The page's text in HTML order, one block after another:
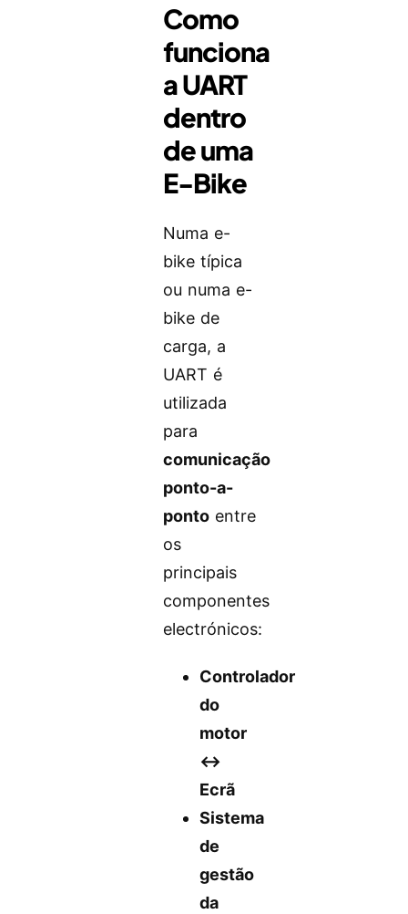
Como
funciona
a UART
dentro
de uma
E-Bike
Numa e-
bike típica
ou numa e-
bike de
carga, a
UART é
utilizada
para
comunicação
ponto-a-
ponto entre
os
principais
componentes
electrónicos:
Controlador
do
motor
↔️
Ecrã
Sistema
de
gestão
da